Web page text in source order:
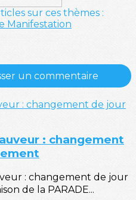
sur ces thèmes :
Manifestation
un commentaire
: changement
: changement de jour
de la PARADE...